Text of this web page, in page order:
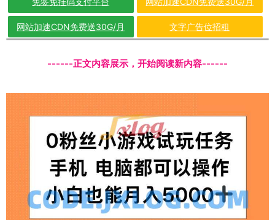
网站加速CDN免费送30G/月 文字广告位招租
------正文内容展示，开始阅读新内容------